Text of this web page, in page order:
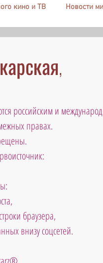
кино и ТВ Новости
российским и
правах.
браузера,
внизу соцсетей.